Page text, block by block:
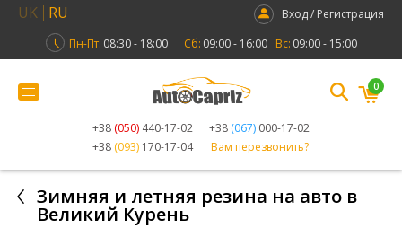
UK RU
Вход / Регистрация
Пн-Пт: 08:30 - 18:00 Сб: 09:00 - 16:00 Вс: 09:00 - 15:00
+38 (050) 440-17-02 +38 (067) 000-17-02
+38 (093) 170-17-04 Вам перезвонить?
0
Зимняя и летняя резина на авто в
Великий Курень